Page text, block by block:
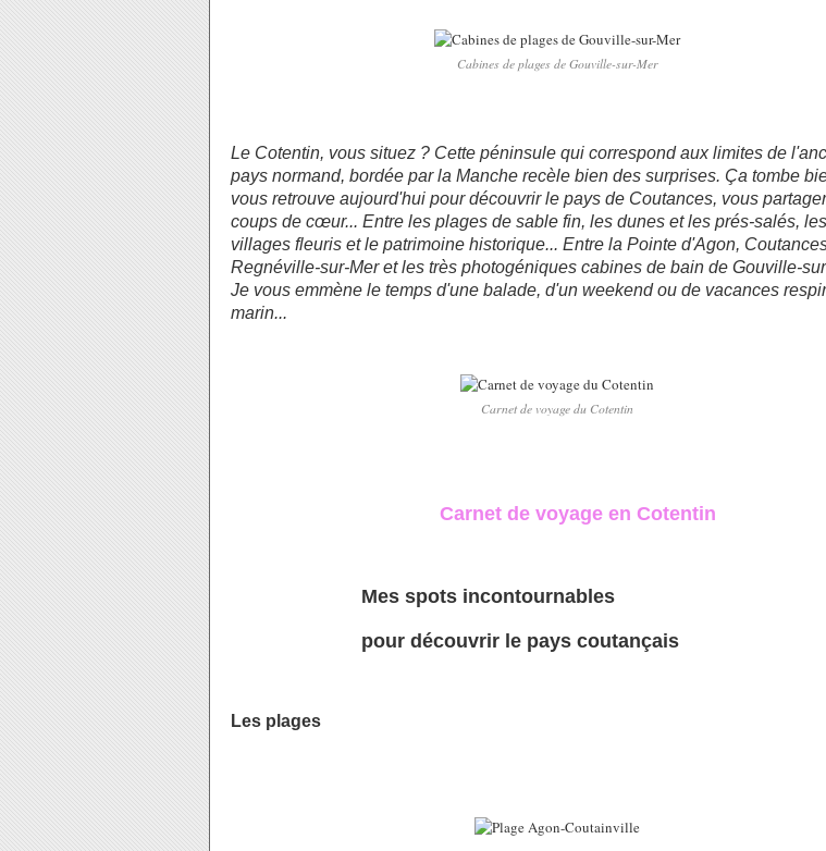
Cabines de plages de Gouville-sur-Mer
Le Cotentin, vous situez ? Cette péninsule qui correspond aux limites de
pays normand, bordée par la Manche recèle bien des surprises. Ça tombe
vous retrouve aujourd'hui pour découvrir le pays de Coutances, vous
coups de cœur... Entre les plages de sable fin, les dunes et les prés-salés,
villages fleuris et le patrimoine historique... Entre la Pointe d'Agon,
Regnéville-sur-Mer et les très photogéniques cabines de bain de Gouville-
Je vous emmène le temps d'une balade, d'un weekend ou de vacances
marin...
Carnet de voyage du Cotentin
Carnet de voyage en Cotentin
Mes spots incontournables
pour découvrir le pays coutançais
Les plages